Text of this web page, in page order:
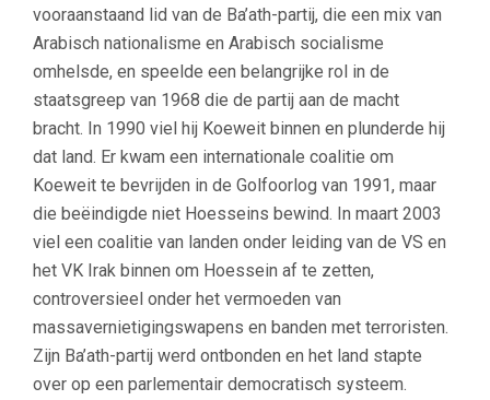
vooraanstaand lid van de Ba’ath-partij, die een mix van
Arabisch nationalisme en Arabisch socialisme
omhelsde, en speelde een belangrijke rol in de
staatsgreep van 1968 die de partij aan de macht
bracht. In 1990 viel hij Koeweit binnen en plunderde hij
dat land. Er kwam een internationale coalitie om
Koeweit te bevrijden in de Golfoorlog van 1991, maar
die beëindigde niet Hoesseins bewind. In maart 2003
viel een coalitie van landen onder leiding van de VS en
het VK Irak binnen om Hoessein af te zetten,
controversieel onder het vermoeden van
massavernietigingswapens en banden met terroristen.
Zijn Ba’ath-partij werd ontbonden en het land stapte
over op een parlementair democratisch systeem.